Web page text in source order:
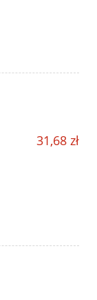
31,68 zł